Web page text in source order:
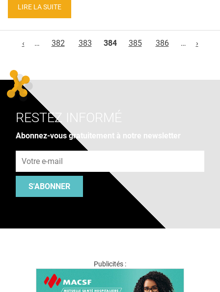
LIRE LA SUITE
‹
… 382 383 384 385 386 … ›
RESTEZ INFORMÉ
Abonnez-vous gratuitement à notre newsletter
S'ABONNER
Publicités :